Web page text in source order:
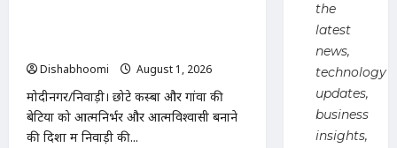
चोर
Dishabhoomi
August 1, 2026
मोदीनगर/निवाड़ी। छोटे कस्बों और गांवों की
बेटियों को आत्मनिर्भर और आत्मविश्वासी बनाने
की दिशा में निवाड़ी की...
the
latest
news,
technology
updates,
business
insights,